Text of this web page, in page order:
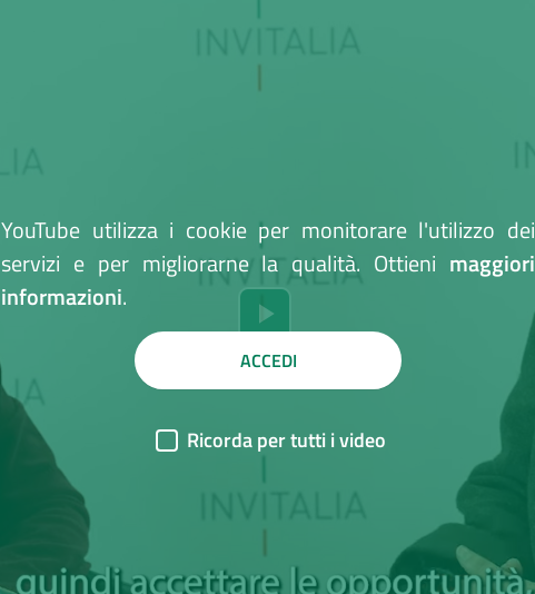
YouTube utilizza i cookie per monitorare l'utilizzo dei
servizi e per migliorarne la qualità. Ottieni maggiori
informazioni.
ACCEDI
Ricorda per tutti i video
Riproduci
il
video